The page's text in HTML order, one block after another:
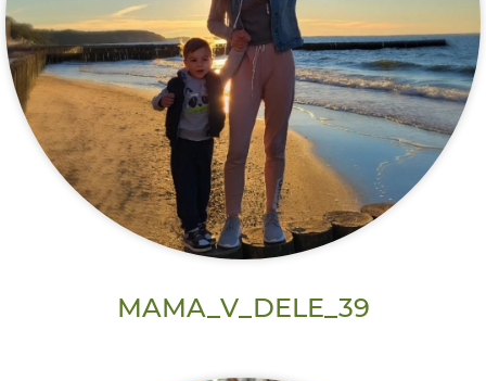
MAMA_V_DELE_39